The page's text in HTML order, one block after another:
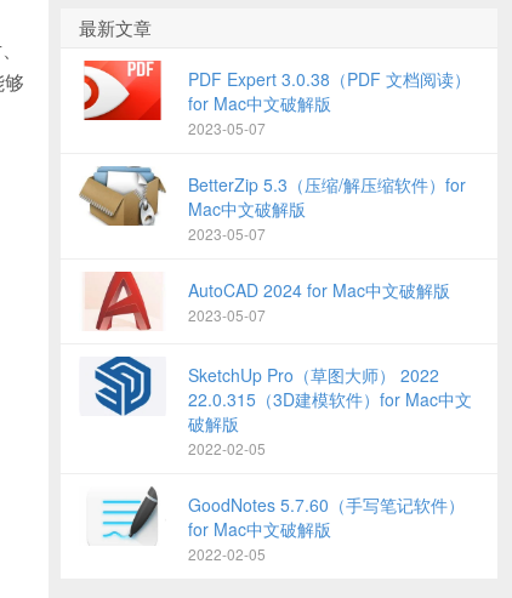
最新文章
PDF Expert 3.0.38（PDF 文档阅读）
for Mac中文破解版
2023-05-07
BetterZip 5.3（压缩/解压缩软件）for
Mac中文破解版
2023-05-07
AutoCAD 2024 for Mac中文破解版
2023-05-07
SketchUp Pro（草图大师） 2022
22.0.315（3D建模软件）for Mac中文
破解版
2022-02-05
GoodNotes 5.7.60（手写笔记软件）
for Mac中文破解版
2022-02-05